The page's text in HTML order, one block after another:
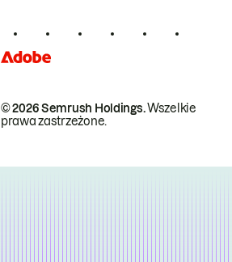
© 2026 Semrush Holdings.Wszelkie
prawa zastrzeżone.